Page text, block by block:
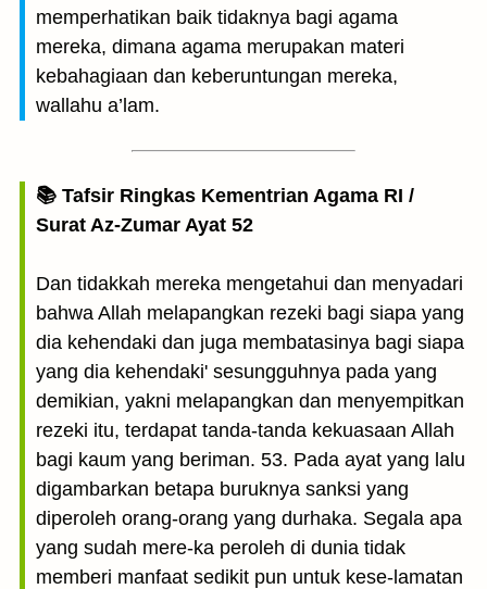
memperhatikan baik tidaknya bagi agama
mereka, dimana agama merupakan materi
kebahagiaan dan keberuntungan mereka,
wallahu a’lam.
📚 Tafsir Ringkas Kementrian Agama RI /
Surat Az-Zumar Ayat 52
Dan tidakkah mereka mengetahui dan menyadari
bahwa Allah melapangkan rezeki bagi siapa yang
dia kehendaki dan juga membatasinya bagi siapa
yang dia kehendaki' sesungguhnya pada yang
demikian, yakni melapangkan dan menyempitkan
rezeki itu, terdapat tanda-tanda kekuasaan Allah
bagi kaum yang beriman. 53. Pada ayat yang lalu
digambarkan betapa buruknya sanksi yang
diperoleh orang-orang yang durhaka. Segala apa
yang sudah mere-ka peroleh di dunia tidak
memberi manfaat sedikit pun untuk kese-lamatan